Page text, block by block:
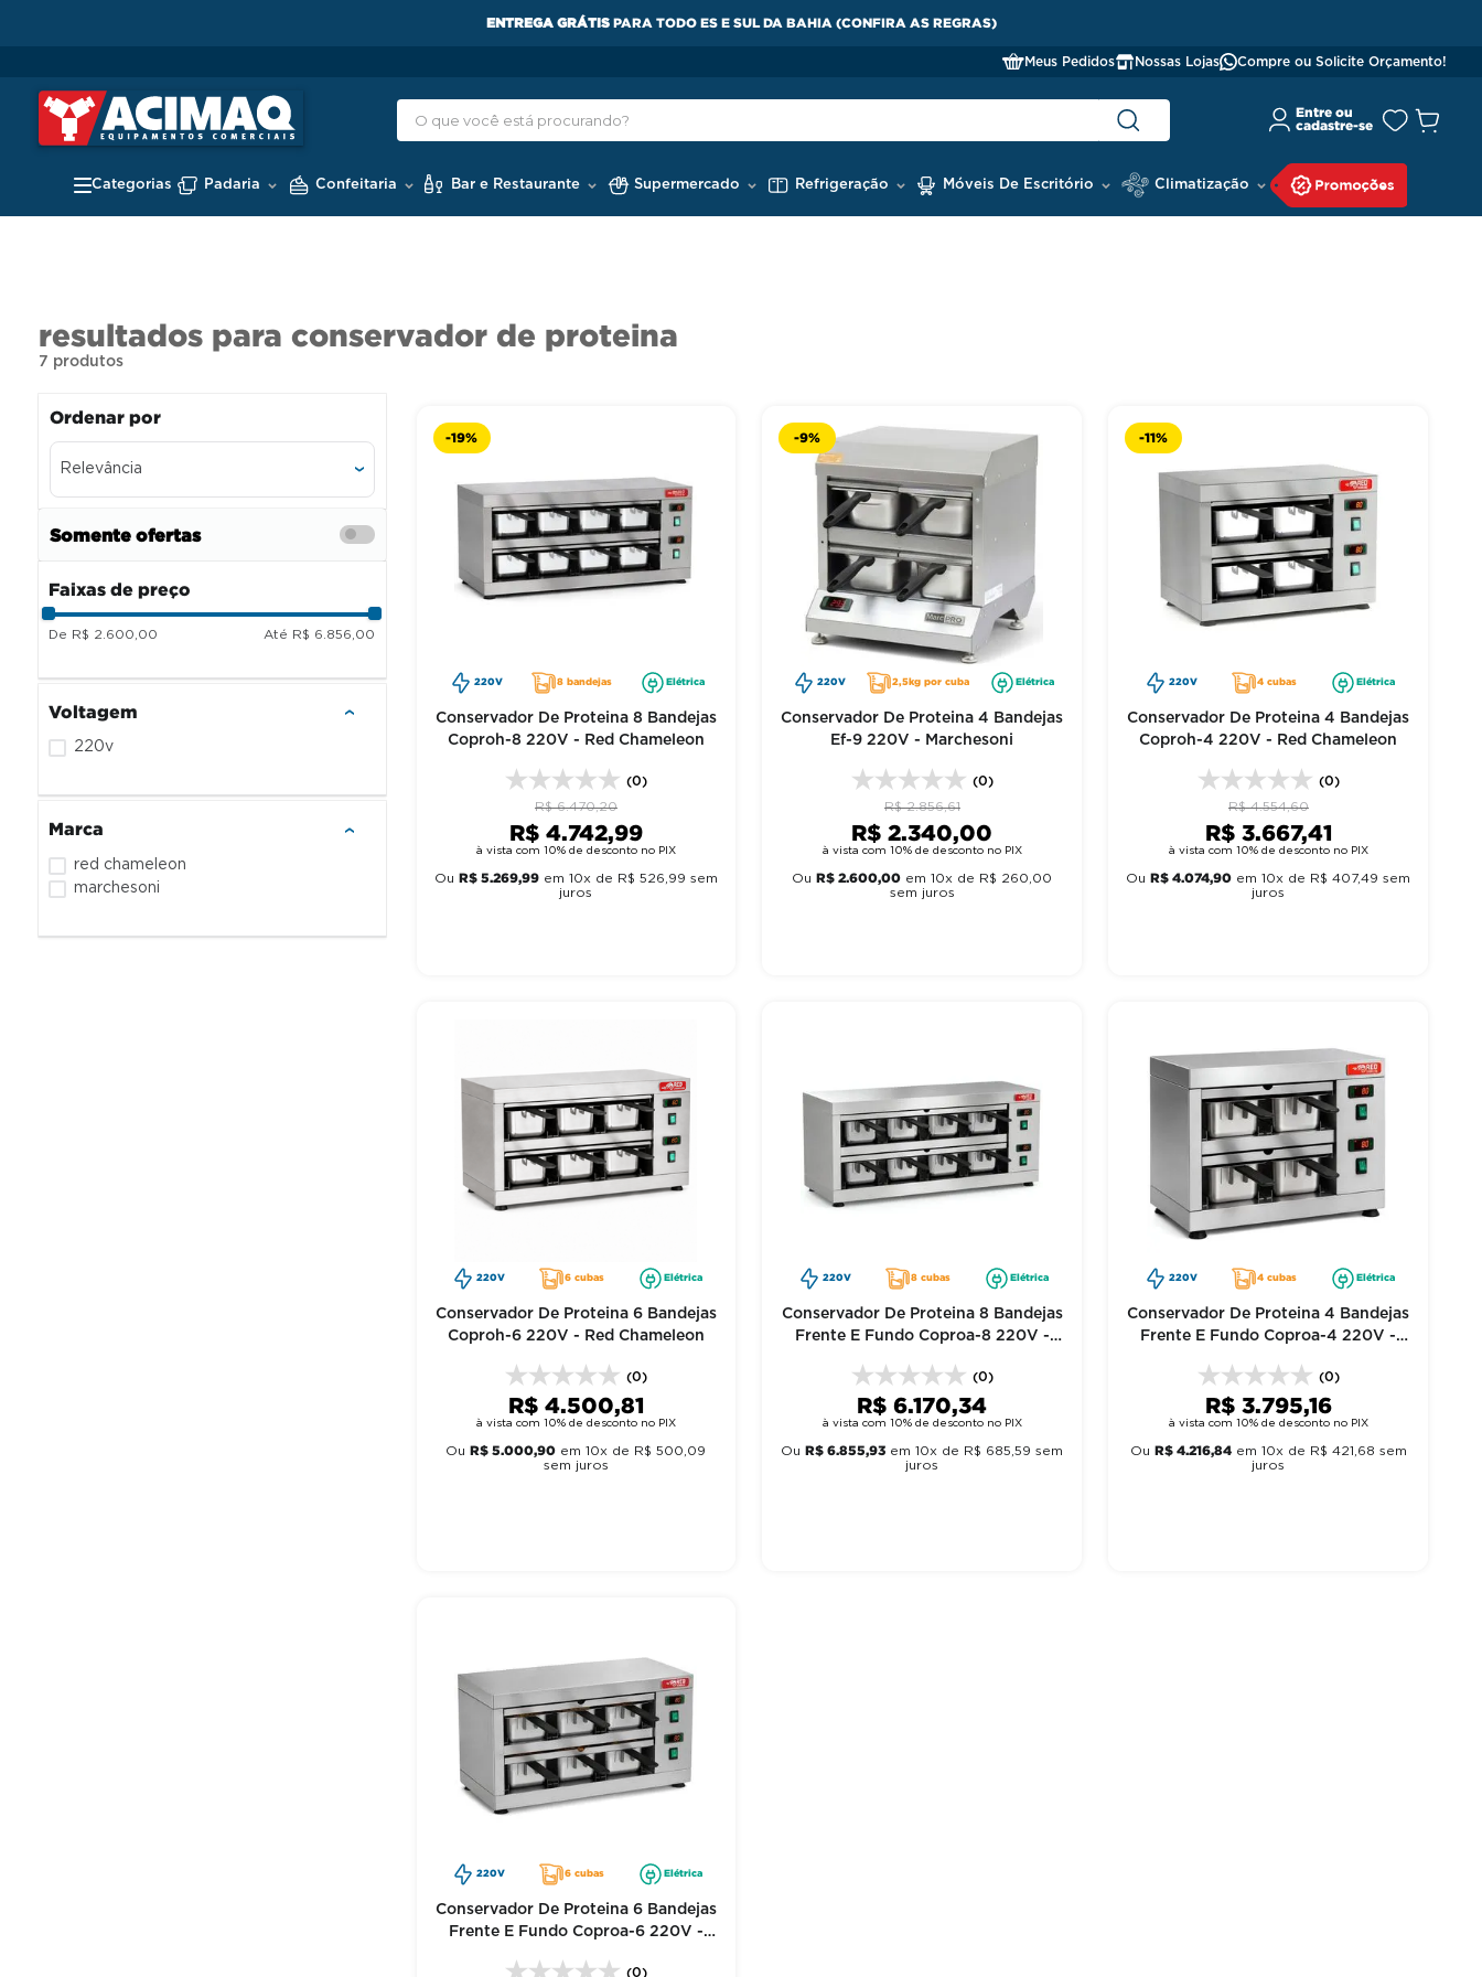
ENTREGA GRÁTISPARA TODO ES E SUL DA BAHIA (CONFIRA AS REGRAS)
Meus Pedidos Nossas Lojas Compre ou Solicite Orçamento!
Padaria Confeitaria Bar e Restaurante Supermercado Refrigeração Móveis De Escritório Climatização
7 produtos
conservador de proteina
Relevância
Somente ofertas
Voltagem
220v
Marca
red chameleon
marchesoni
Faixas de preço
R$ 2.600,00 R$ 6.856,00
-19%
220V 8 bandejas Elétrica
Conservador De Proteina 8 Bandejas
Coproh-8 220V - Red Chameleon
(0)
R$ 6.470,20
R$ 4.742,99
à vista com 10% de desconto no PIX
Ou R$ 5.269,99em 10x de R$ 526 99 sem
juros
-9%
220V 2,5kg por cuba Elétrica
Conservador De Proteina 4 Bandejas
Ef-9 220V - Marchesoni
(0)
R$ 2.856,61
R$ 2.340,00
à vista com 10% de desconto no PIX
OuR$ 2.600,00 em10x de R$ 260 00
sem juros
-11%
220V 4 cubas Elétrica
Conservador De Proteina 4 Bandejas
Coproh-4 220V - Red Chameleon
(0)
R$ 4.554,60
R$ 3.667,41
à vista com 10% de desconto no PIX
OuR$ 4.074,90 em10x de R$ 407,49 sem
juros
220V 6 cubas Elétrica
Conservador De Proteina 6 Bandejas
Coproh-6 220V - Red Chameleon
(0)
R$ 4.500,81
à vista com 10% de desconto no PIX
OuR$ 5.000,90 em10x de R$ 500 09
sem juros
220V 8 cubas Elétrica
Conservador De Proteina 8 Bandejas
Frente E Fundo Coproa-8 220V -
(0)
R$ 6.170,34
à vista com 10% de desconto no PIX
OuR$ 6.855,93 em10x de R$ 685 ,59 sem
juros
220V 4 cubas Elétrica
Conservador De Proteina 4 Bandejas
Frente E Fundo Coproa-4 220V -
(0)
R$ 3.795,16
à vista com 10% de desconto no PIX
Ou R$ 4.216,84em 10x de R$ 421 68 sem
juros
220V 6 cubas Elétrica
Conservador De Proteina 6 Bandejas
Frente E Fundo Coproa-6 220V -
(0)